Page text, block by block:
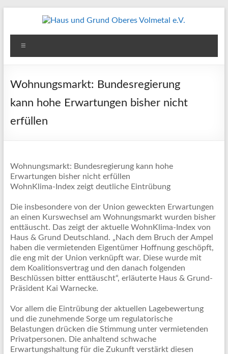
Haus
und
Grund
Oberes
Volmetal
Wohnungsmarkt: Bundesregierung
kann hohe Erwartungen bisher nicht
erfüllen
Wohnungsmarkt: Bundesregierung kann hohe
Erwartungen bisher nicht erfüllen
WohnKlima-Index zeigt deutliche Eintrübung
Die insbesondere von der Union geweckten Erwartungen
an einen Kurswechsel am Wohnungsmarkt wurden bisher
enttäuscht. Das zeigt der aktuelle WohnKlima-Index von
Haus & Grund Deutschland. „Nach dem Bruch der Ampel
haben die vermietenden Eigentümer Hoffnung geschöpft,
die eng mit der Union verknüpft war. Diese wurde mit
dem Koalitionsvertrag und den danach folgenden
Beschlüssen bitter enttäuscht“, erläuterte Haus & Grund-
Präsident Kai Warnecke.
Vor allem die Eintrübung der aktuellen Lagebewertung
und die zunehmende Sorge um regulatorische
Belastungen drücken die Stimmung unter vermietenden
Privatpersonen. Die anhaltend schwache
Erwartungshaltung für die Zukunft verstärkt diesen